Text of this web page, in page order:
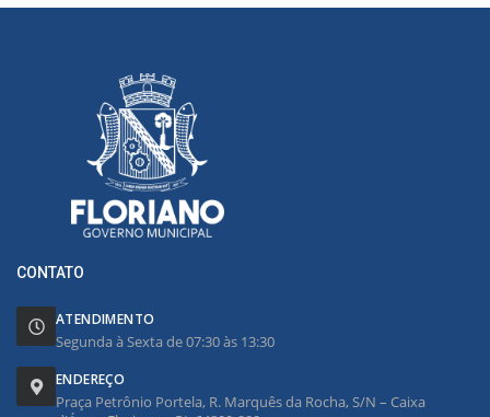
CONTATO
ATENDIMENTO
Segunda à Sexta de 07:30 às 13:30
ENDEREÇO
Praça Petrônio Portela, R. Marquês da Rocha, S/N – Caixa